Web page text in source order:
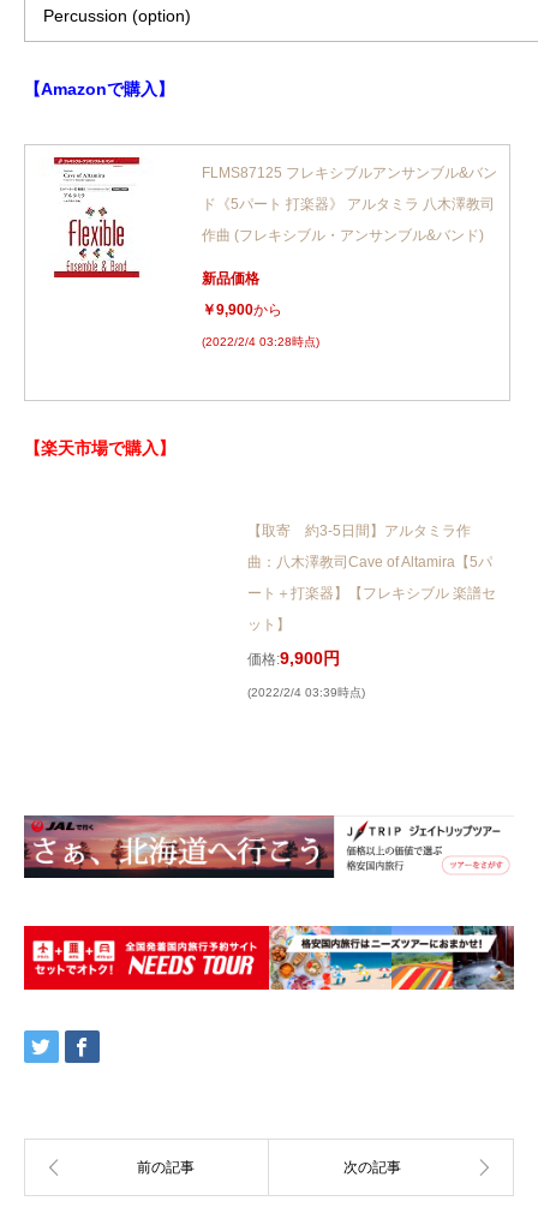
Percussion (option)
【Amazonで購入】
FLMS87125 フレキシブルアンサンブル&バン
ド《5パート 打楽器》 アルタミラ 八木澤教司
作曲 (フレキシブル・アンサンブル&バンド)
新品価格
￥9,900から
(2022/2/4 03:28時点)
【楽天市場で購入】
【取寄 約3-5日間】アルタミラ作
曲：八木澤教司Cave of Altamira【5パ
ート＋打楽器】【フレキシブル 楽譜セ
ット】
価格:9,900円
(2022/2/4 03:39時点)